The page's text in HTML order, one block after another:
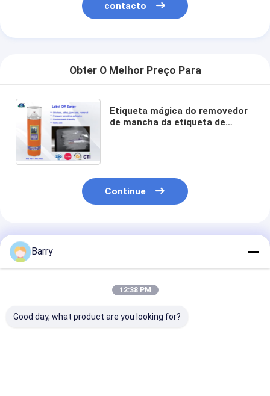
contacto
Obter O Melhor Preço Para
Etiqueta mágica do removedor
de mancha da etiqueta de
Continue
Produtos Recomendados
Barry
12:38 PM
Good day, what product are you looking for?